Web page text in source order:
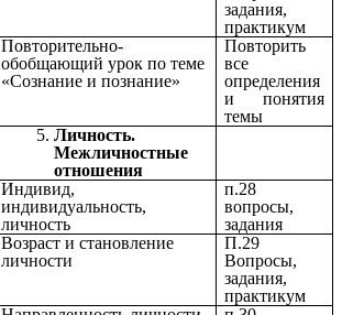
задания,
практикум
Повторительно-
обобщающий урок по теме
«Сознание и познание»
Повторить
все
определения
и понятия
темы
Личность.
Межличностные
отношения
Индивид,
индивидуальность,
личность
п.28
вопросы,
задания
Возраст и становление
личности
П.29
Вопросы,
задания,
практикум